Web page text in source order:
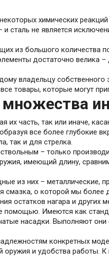
химических
сталь не является
из большого количества
достаточно велика –
владельцу
товары, которые могут
часть, так или иначе,
все более глубокие
так и для стрелка.
– только
имеющий длину,
из них – металлические,
о которой мы
остатков нагара и других
Имеются как
насадки. Выполняют
конкретных
и удобства работы.